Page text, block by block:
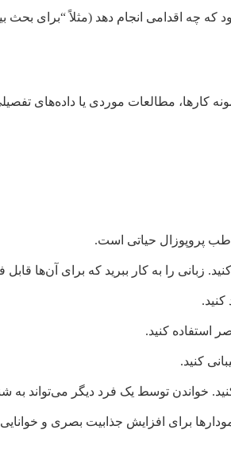
اقدامی انجام دهد (مثلاً “برای بحث
کارها، مطالعات موردی یا داده‌های
پروپوزال حیاتی است.
زبانی را به کار ببرید که برای آن‌ها قابل
استفاده کنید.
کنید.
خواندن توسط یک فرد دیگر می‌تواند به
برای افزایش جذابیت بصری و خوانایی